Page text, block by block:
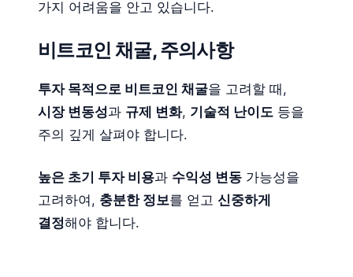
가지 어려움을 안고 있습니다.
비트코인 채굴, 주의사항
투자 목적으로 비트코인 채굴을 고려할 때,
시장 변동성과 규제 변화, 기술적 난이도 등을
주의 깊게 살펴야 합니다.
높은 초기 투자 비용과 수익성 변동 가능성을
고려하여, 충분한 정보를 얻고 신중하게
결정해야 합니다.